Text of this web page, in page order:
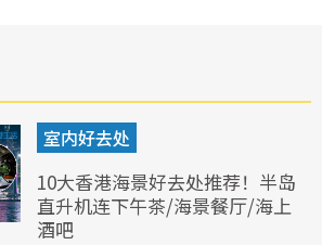
室内好去处
10大香港海景好去处推荐！半岛
直升机连下午茶/海景餐厅/海上
酒吧